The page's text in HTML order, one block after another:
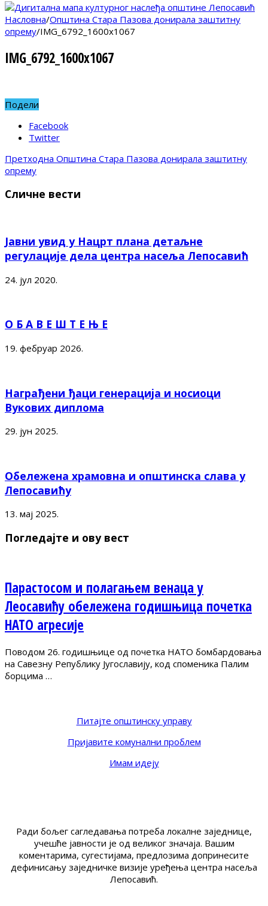
Насловна/Општина Стара Пазова донирала заштитну
опрему/IMG_6792_1600x1067
IMG_6792_1600x1067
Подели
Facebook
Twitter
Претходна Општина Стара Пазова донирала заштитну
опрему
Сличне вести
Јавни увид у Нацрт плана детаљне
регулације дела центра насеља Лепосавић
24. јул 2020.
О Б А В Е Ш Т Е Њ Е
19. фебруар 2026.
Награђени ђаци генерација и носиоци
Вукових диплома
29. јун 2025.
Обележена храмовна и општинска слава у
Лепосавићу
13. мај 2025.
Погледајте и ову вест
Парастосом и полагањем венаца у
Леосавићу обележена годишњица почетка
НАТО агресије
Поводом 26. годишњице од почетка НАТО бомбардовања
на Савезну Републику Југославију, код споменика Палим
борцима …
Питајте општинску управу
Пријавите комунални проблем
Имам идеју
Ради бољег сагледавања потреба локалне заједнице,
учешће јавности је од великог значаја. Вашим
коментарима, сугестијама, предлозима допринесите
дефинисању заједничке визије уређења центра насеља
Лепосавић.